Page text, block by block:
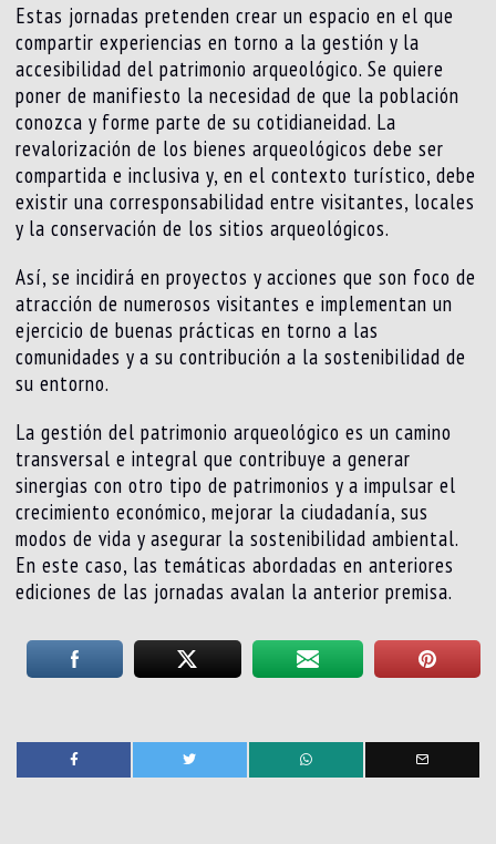
Estas jornadas pretenden crear un espacio en el que
compartir experiencias en torno a la gestión y la
accesibilidad del patrimonio arqueológico. Se quiere
poner de manifiesto la necesidad de que la población
conozca y forme parte de su cotidianeidad. La
revalorización de los bienes arqueológicos debe ser
compartida e inclusiva y, en el contexto turístico, debe
existir una corresponsabilidad entre visitantes, locales
y la conservación de los sitios arqueológicos.
Así, se incidirá en proyectos y acciones que son foco de
atracción de numerosos visitantes e implementan un
ejercicio de buenas prácticas en torno a las
comunidades y a su contribución a la sostenibilidad de
su entorno.
La gestión del patrimonio arqueológico es un camino
transversal e integral que contribuye a generar
sinergias con otro tipo de patrimonios y a impulsar el
crecimiento económico, mejorar la ciudadanía, sus
modos de vida y asegurar la sostenibilidad ambiental.
En este caso, las temáticas abordadas en anteriores
ediciones de las jornadas avalan la anterior premisa.